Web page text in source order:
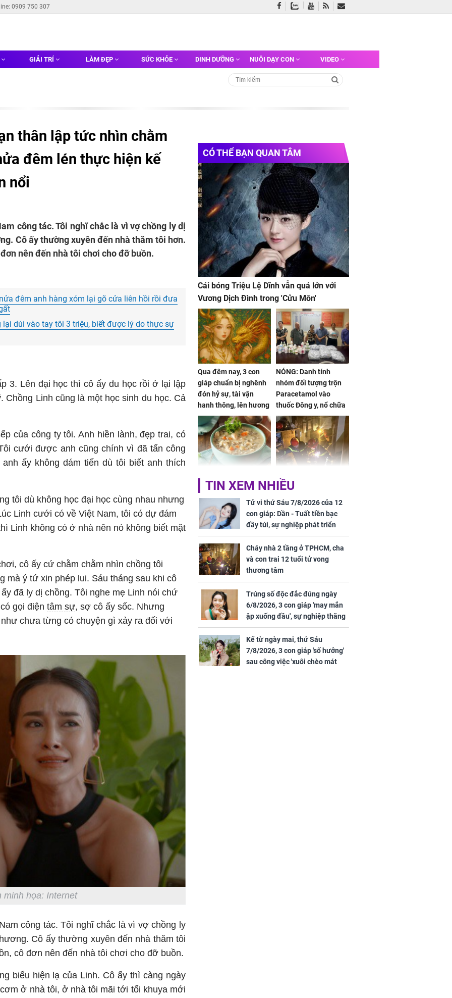
0909 750 307
GIẢI TRÍ LÀM ĐẸP SỨC KHỎE DINH DƯỠNG NUÔI DẠY CON VIDEO
thân lập tức nhìn chằm
đêm lén thực hiện kế
nổi
công tác. Tôi nghĩ chắc là vì vợ chồng ly dị
Cô ấy thường xuyên đến nhà thăm tôi hơn.
nên đến nhà tôi chơi cho đỡ buồn.
đêm anh hàng xóm lại gõ cửa liên hồi rồi đưa
dúi vào tay tôi 3 triệu, biết được lý do thực sự
3. Lên đại học thì cô ấy du học rồi ở lại lập
Chồng Linh cũng là một học sinh du học. Cả
của công ty tôi. Anh hiền lành, đẹp trai, có
cưới được anh cũng chính vì đã tấn công
ấy không dám tiến dù tôi biết anh thích
tôi dù không học đại học cùng nhau nhưng
Linh cưới có về Việt Nam, tôi có dự đám
Linh không có ở nhà nên nó không biết mặt
cô ấy cứ chằm chằm nhìn chồng tôi
mà ý tứ xin phép lui. Sáu tháng sau khi cô
đã ly dị chồng. Tôi nghe mẹ Linh nói chứ
gọi điện tâm sự, sợ cô ấy sốc. Nhưng
chưa từng có chuyện gì xảy ra đối với
minh họa: Internet
công tác. Tôi nghĩ chắc là vì vợ chồng ly
Cô ấy thường xuyên đến nhà thăm tôi
cô đơn nên đến nhà tôi chơi cho đỡ buồn.
biểu hiện lạ của Linh. Cô ấy thì càng ngày
ở nhà tôi, ở nhà tôi mãi tới tối khuya mới
CÓ THỂ BẠN QUAN TÂM
Cái bóng Triệu Lệ Dĩnh vẫn quá lớn với
Vương Dịch Đình trong 'Cửu Môn'
Qua đêm nay, 3 con
giáp chuẩn bị nghênh
đón hỷ sự, tài vận
hanh thông, lên hương
hóa Rồng hóa Phượng,
gom hết may mắn về
nhà
NÓNG: Danh tính
nhóm đối tượng trộn
Paracetamol vào
thuốc Đông y, nổ chữa
bách bệnh
Giá trị sức khỏe và
cách sử dụng đúng
của loại hạt bình dân
Cháy nhà 2 tầng ở
TPHCM, cha và con
trai 12 tuổi tử vong
thương tâm
Chân dung nam diễn
ứng ngược khi than
nghèo
TIN XEM NHIỀU
Tử vi thứ Sáu 7/8/2026 của 12
con giáp: Dần - Tuất tiền bạc
đầy túi, sự nghiệp phát triển
hưng thịnh, Mão - Thân tài lộc
ảm đạm, mọi sự khó thành công
mỹ mãn
Cháy nhà 2 tầng ở TPHCM, cha
và con trai 12 tuổi tử vong
thương tâm
Trúng số độc đắc đúng ngày
6/8/2026, 3 con giáp 'may mắn
ập xuống đầu', sự nghiệp thăng
tiến vượt bậc, tài lộc phủ kín
đường đi
Kể từ ngày mai, thứ Sáu
7/8/2026, 3 con giáp 'số hưởng'
sau công việc 'xuôi chèo mát